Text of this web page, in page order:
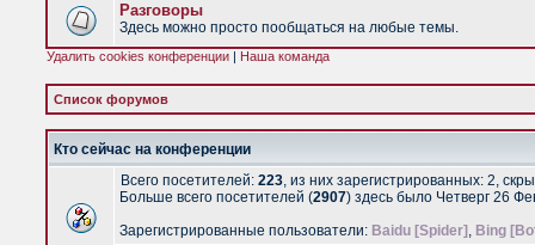
Разговоры
Здесь можно просто пообщаться на любые темы.
Удалить cookies конференции | Наша команда
Список форумов
Кто сейчас на конференции
Всего посетителей: 223, из них зарегистрированных: 2,
Больше всего посетителей (2907) здесь было Четверг 26
Зарегистрированные пользователи: Baidu [Spider] , Bing